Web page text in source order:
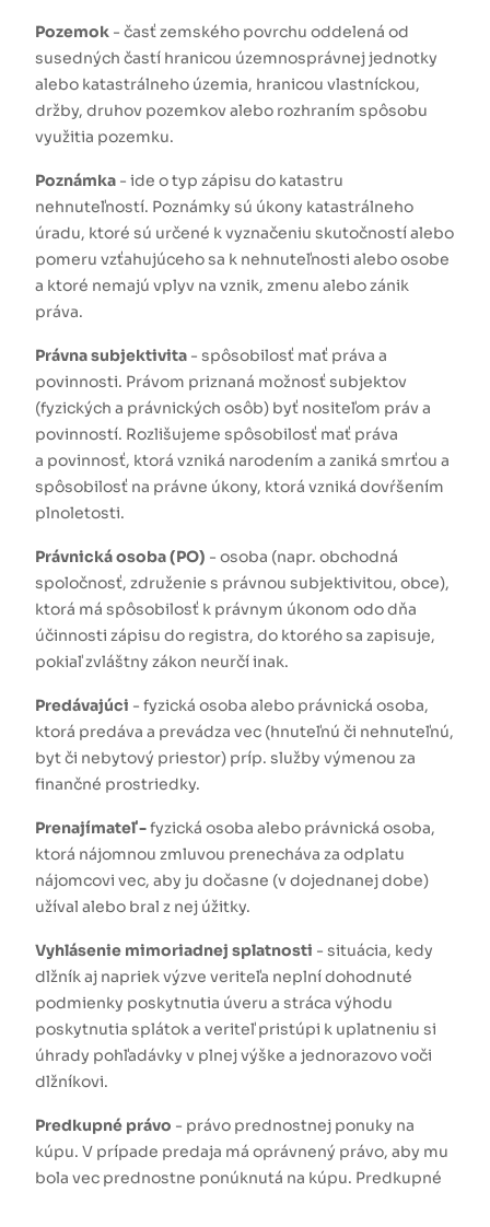
Pozemok - časť zemského povrchu oddelená od
susedných častí hranicou územnosprávnej jednotky
alebo katastrálneho územia, hranicou vlastníckou,
držby, druhov pozemkov alebo rozhraním spôsobu
využitia pozemku.
Poznámka - ide o typ zápisu do katastru
nehnuteľností. Poznámky sú úkony katastrálneho
úradu, ktoré sú určené k vyznačeniu skutočností alebo
pomeru vzťahujúceho sa k nehnuteľnosti alebo osobe
a ktoré nemajú vplyv na vznik, zmenu alebo zánik
práva.
Právna subjektivita - spôsobilosť mať práva a
povinnosti. Právom priznaná možnosť subjektov
(fyzických a právnických osôb) byť nositeľom práv a
povinností. Rozlišujeme spôsobilosť mať práva
a povinnosť, ktorá vzniká narodením a zaniká smrťou a
spôsobilosť na právne úkony, ktorá vzniká dovŕšením
plnoletosti.
Právnická osoba (PO) - osoba (napr. obchodná
spoločnosť, združenie s právnou subjektivitou, obce),
ktorá má spôsobilosť k právnym úkonom odo dňa
účinnosti zápisu do registra, do ktorého sa zapisuje,
pokiaľ zvláštny zákon neurčí inak.
Predávajúci - fyzická osoba alebo právnická osoba,
ktorá predáva a prevádza vec (hnuteľnú či nehnuteľnú,
byt či nebytový priestor) príp. služby výmenou za
finančné prostriedky.
Prenajímateľ -fyzická osoba alebo právnická osoba,
ktorá nájomnou zmluvou prenecháva za odplatu
nájomcovi vec, aby ju dočasne (v dojednanej dobe)
užíval alebo bral z nej úžitky.
Vyhlásenie mimoriadnej splatnosti - situácia, kedy
dlžník aj napriek výzve veriteľa neplní dohodnuté
podmienky poskytnutia úveru a stráca výhodu
poskytnutia splátok a veriteľ pristúpi k uplatneniu si
úhrady pohľadávky v plnej výške a jednorazovo voči
dlžníkovi.
Predkupné právo - právo prednostnej ponuky na
kúpu. V prípade predaja má oprávnený právo, aby mu
bola vec prednostne ponúknutá na kúpu. Predkupné